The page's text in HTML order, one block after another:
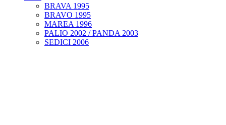
BRAVA 1995
BRAVO 1995
MAREA 1996
PALIO 2002 / PANDA 2003
SEDICI 2006